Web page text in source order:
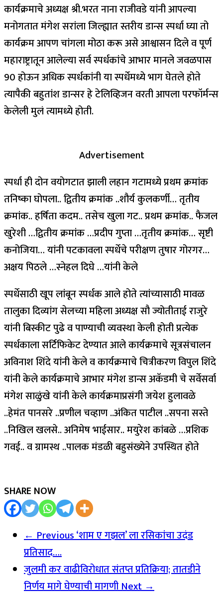
कार्यक्रमाचे अध्यक्ष श्री.भरत नाना राजीवडे यांनी आपल्या
मनोगतात मंगेश सरांला जिल्ह्यात स्तरीय डान्स स्पर्धा घ्या तो
कार्यक्रम आपण चांगला मोठा करू असे आश्वासन दिले व पूर्ण
महाराष्ट्रातून आलेल्या सर्व स्पर्धकांचे आभार मानले जवळपास
90 होऊन अधिक स्पर्धकांनी या स्पर्धेमध्ये भाग घेतले होते
त्यापैकी बहुतांश डान्सर हे टेलिव्हिजन वरती आपला परफॉर्मन्स
केलेली मुलं त्यामध्ये होती.
Advertisement
स्पर्धा ही दोन वयोगटात झाली लहान गटामध्ये प्रथम क्रमांक
तनिष्का घोपला.. द्वितीय क्रमांक ..शौर्य कुलकर्णी… तृतीय
क्रमांक.. हर्षिता कदम.. तसेच खुला गट.. प्रथम क्रमांक.. फैजल
खुरेशी …द्वितीय क्रमांक …प्रदीप गुप्ता …तृतीय क्रमांक… सृष्टी
कनोजिया… यांनी पटकावला स्पर्धेचे परीक्षण तुषार गोरगर…
अक्षय पिठले …स्नेहल दिघे …यांनी केले
स्पर्धेसाठी खूप लांबून स्पर्धक आले होते त्यांच्यासाठी मावळ
तालुका दिव्यांग सेलच्या महिला अध्यक्ष सौ ज्योतीताई राजुरे
यांनी बिस्कीट पुढे व पाण्याची व्यवस्था केली होती प्रत्येक
स्पर्धकाला सर्टिफिकेट देण्यात आले कार्यक्रमाचे सूत्रसंचालन
अविनाश शिंदे यांनी केले व कार्यक्रमाचे चित्रीकरण विपुल शिंदे
यांनी केले कार्यक्रमाचे आभार मंगेश डान्स अकॅडमी चे सर्वेसर्वा
मंगेश साळुंखे यांनी केले कार्यक्रमाप्रसंगी जयेश हुलावळे
..हेमंत पानसरे ..प्रणील चव्हाण ..अंकित पाटील ..सपना सस्ते
..निखिल खलसे.. अनिमेष भाईसार.. मयुरेश कांबळे …प्रशिक
गवई.. व ग्रामस्थ ..पालक मंडळी बहुसंख्येने उपस्थित होते
SHARE NOW
← Previous‘शाम ए गझल’ ला रसिकांचा उदंड
प्रतिसाद….
जुलमी कर वाढीविरोधात संतप्त प्रतिक्रिया; तातडीने
निर्णय मागे घेण्याची मागणीNext →